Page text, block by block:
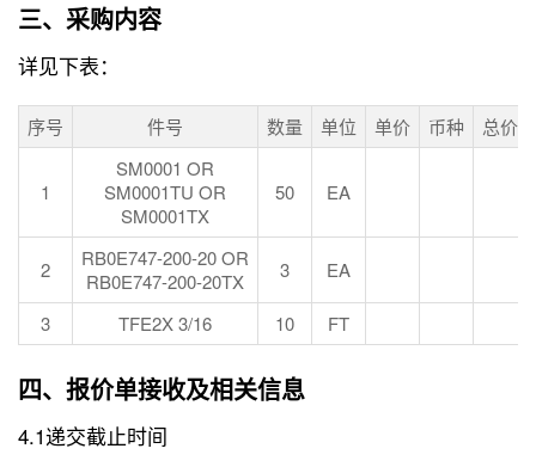
三、采购内容
详见下表：
序号 件号 数量 单位 单价 币种 总价
1
SM0001 OR
SM0001TU OR
SM0001TX
50 EA
2
RB0E747-200-20 OR
RB0E747-200-20TX
3 EA
3 TFE2X 3/16 10 FT
四、报价单接收及相关信息
4.1递交截止时间